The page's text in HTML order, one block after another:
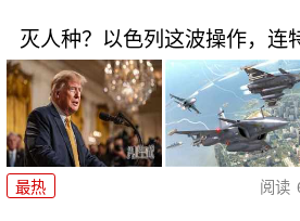
灭人种？以色列这波操作，连
最热 阅读